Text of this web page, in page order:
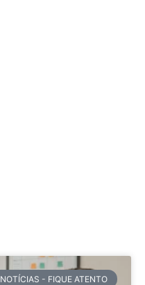
NOTÍCIAS - FIQUE ATENTO